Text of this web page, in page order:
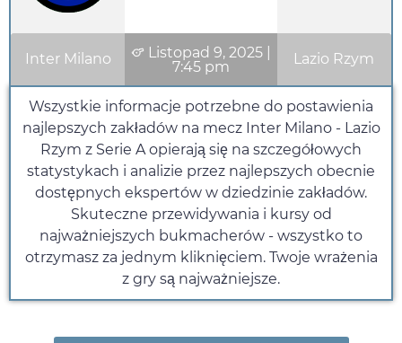
Inter Milano Listopad 9, 2025|
7:45 pm
Lazio Rzym
Wszystkie informacje potrzebne do postawienia
najlepszych zakładów na mecz Inter Milano - Lazio
Rzym z Serie A opierają się na szczegółowych
statystykach i analizie przez najlepszych obecnie
dostępnych ekspertów w dziedzinie zakładów.
Skuteczne przewidywania i kursy od
najważniejszych bukmacherów - wszystko to
otrzymasz za jednym kliknięciem. Twoje wrażenia
z gry są najważniejsze.